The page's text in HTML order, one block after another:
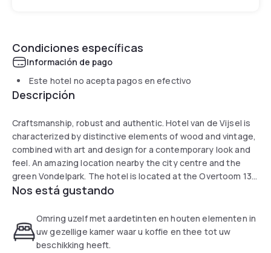
Condiciones específicas
Información de pago
Este hotel no acepta pagos en efectivo
Descripción
Craftsmanship, robust and authentic. Hotel van de Vijsel is
characterized by distinctive elements of wood and vintage,
combined with art and design for a contemporary look and
feel. An amazing location nearby the city centre and the
green Vondelpark. The hotel is located at the Overtoom 13
in the former timber trade ‘Houthandel van de Vijsel’ since
still tangible in the powerful building. Original elements of
wood are rebuilt after the renovation into a unique hotel.
Obviously, wood is central and the luxurious rooms radiates
Nos está gustando
Omring uzelf met aardetinten en houten elementen in
uw gezellige kamer waar u koffie en thee tot uw
beschikking heeft.